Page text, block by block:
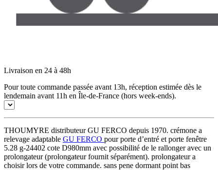
Livraison en 24 à 48h
Pour toute commande passée avant 13h, réception estimée dès le
lendemain avant 11h en Île-de-France (hors week-ends).
THOUMYRE distributeur GU FERCO depuis 1970. crémone a
relevage adaptable GU FERCO pour porte d’entré et porte fenêtre
5.28 g-24402 cote D980mm avec possibilité de le rallonger avec un
prolongateur (prolongateur fournit séparément). prolongateur a
choisir lors de votre commande. sans pene dormant point bas